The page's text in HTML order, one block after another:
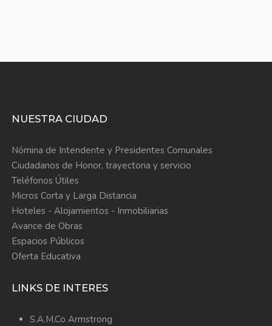
NUESTRA CIUDAD
Nómina de Intendente y Presidentes Comunales
Ciudadanos de Honor, trayectoria y servicio
Teléfonos Útiles
Micros Corta y Larga Distancia
Hoteles - Alojamientos - Inmobiliarias
Avance de Obras
Espacios Públicos
Oferta Educativa
LINKS DE INTERES
S.A.M.Co Armstrong